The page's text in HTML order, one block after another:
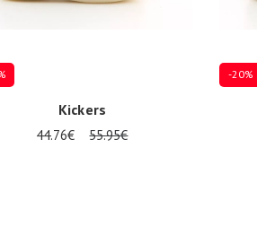
Kickers
44.76€ 55.95€
-20%